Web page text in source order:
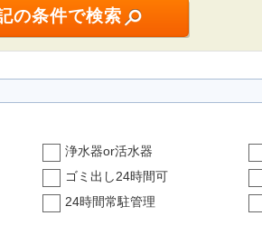
浄水器or活水器
ゴミ出し24時間可
24時間常駐管理